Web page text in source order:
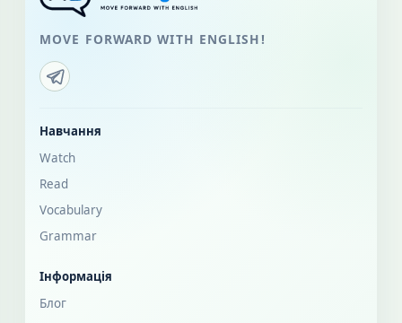
MOVE FORWARD WITH ENGLISH!
Навчання
Watch
Read
Vocabulary
Grammar
Інформація
Блог